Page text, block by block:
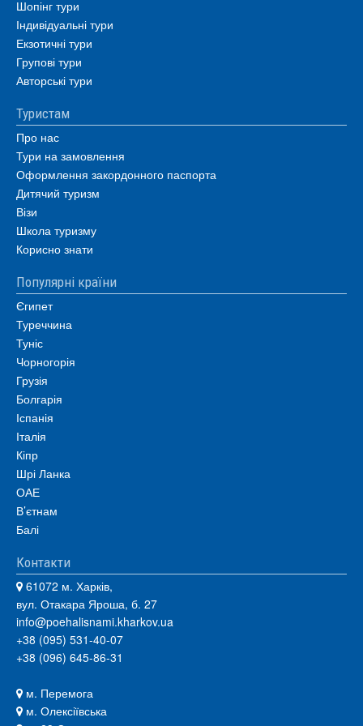
Шопінг тури
Індивідуальні тури
Екзотичні тури
Групові тури
Авторські тури
Туристам
Про нас
Тури на замовлення
Оформлення закордонного паспорта
Дитячий туризм
Візи
Школа туризму
Корисно знати
Популярні країни
Єгипет
Туреччина
Туніс
Чорногорія
Грузія
Болгарія
Іспанія
Італія
Кіпр
Шрі Ланка
ОАЕ
В’єтнам
Балі
Контакти
61072 м. Харків,
вул. Отакара Яроша, б. 27
info@poehalisnami.kharkov.ua
+38 (095) 531-40-07
+38 (096) 645-86-31
м. Перемога
м. Олексіївська